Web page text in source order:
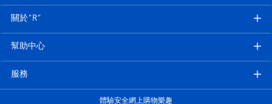
關於"R"
幫助中心
服務
體驗安全網上購物樂趣